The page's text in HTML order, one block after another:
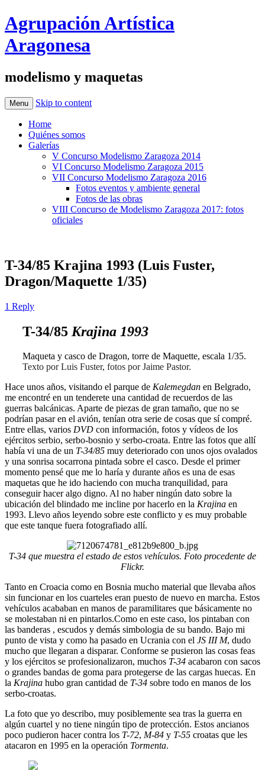
Agrupación Artística
Aragonesa
modelismo y maquetas
Menu Skip to content
Home
Quiénes somos
Galerías
V Concurso Modelismo Zaragoza 2014
VI Concurso Modelismo Zaragoza 2015
VII Concurso Modelismo Zaragoza 2016
Fotos eventos y ambiente general
Fotos de las obras
VIII Concurso de Modelismo Zaragoza 2017: fotos
oficiales
T-34/85 Krajina 1993 (Luis Fuster,
Dragon/Maquette 1/35)
1 Reply
T-34/85 Krajina 1993
Maqueta y casco de Dragon, torre de Maquette, escala 1/35.
Texto por Luis Fuster, fotos por Jaime Pastor.
Hace unos años, visitando el parque de Kalemegdan en Belgrado,
me encontré en un tenderete una cantidad de recuerdos de las
guerras balcánicas. Aparte de piezas de gran tamaño, que no se
podrían pasar en el avión, tenían otra serie de cosas que sí compré.
Entre ellas, varios DVD con información, fotos y vídeos de los
ejércitos serbio, serbo-bosnio y serbo-croata. Entre las fotos que allí
había vi una de un T-34/85 muy deteriorado con unos ojos ovalados
y una sonrisa socarrona pintada sobre el casco. Desde el primer
momento pensé que me lo haría y durante años es una de esas
maquetas que he ido haciendo con mucha tranquilidad, para
conseguir hacer algo digno. Al no haber ningún dato sobre la
ubicación del blindado me incline por hacerlo en la Krajina en
1993. Llevo años leyendo sobre este conflicto y es muy probable
que este tanque fuera fotografiado allí.
T-34 que muestra el estado de estos vehículos. Foto procedente de
Flickr.
Tanto en Croacia como en Bosnia mucho material que llevaba años
sin funcionar en los cuarteles eran puesto de nuevo en marcha. Estos
vehículos acababan en manos de paramilitares que básicamente no
se molestaban ni en pintarlos.Como en este caso, los pintaban con
las banderas , escudos y demás simbologia de su bando. Bajo mi
punto de vista y como ha pasado en Ucrania con el JS III M, dudo
mucho que llegaran a disparar. Conforme se pusieron las cosas feas
y los ejércitos se profesionalizaron, muchos T-34 acabaron con sacos
o grandes bandas de goma para protegerse de las cargas huecas. En
la Krajina hubo gran cantidad de T-34 sobre todo en manos de los
serbo-croatas.
La foto que yo describo, muy posiblemente sea tras la guerra en
algún cuartel y no tiene ningún tipo de protección. Estos ancianos
poco pudieron hacer contra los T-72, M-84 y T-55 croatas que les
atacaron en 1995 en la operación Tormenta.